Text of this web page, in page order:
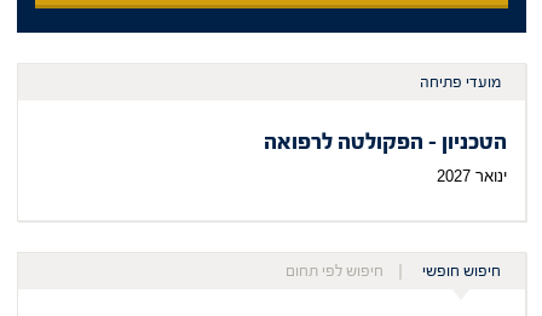
מועדי פתיחה
הטכניון - הפקולטה לרפואה
ינואר 2027
חיפוש חופשי חיפוש לפי תחום